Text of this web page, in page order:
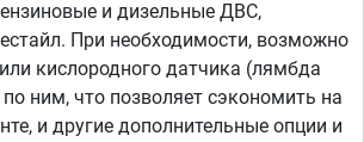
и дизельные ДВС,
При необходимости, возможно
кислородного датчика (лямбда
ним, что позволяет сэкономить на
и другие дополнительные опции и